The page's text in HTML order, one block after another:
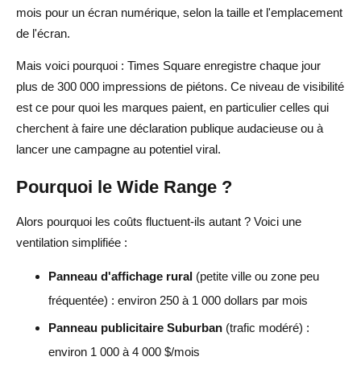
mois pour un écran numérique, selon la taille et l'emplacement
de l'écran.
Mais voici pourquoi : Times Square enregistre chaque jour
plus de 300 000 impressions de piétons. Ce niveau de visibilité
est ce pour quoi les marques paient, en particulier celles qui
cherchent à faire une déclaration publique audacieuse ou à
lancer une campagne au potentiel viral.
Pourquoi le Wide Range ?
Alors pourquoi les coûts fluctuent-ils autant ? Voici une
ventilation simplifiée :
Panneau d'affichage rural (petite ville ou zone peu
fréquentée) : environ 250 à 1 000 dollars par mois
Panneau publicitaire Suburban (trafic modéré) :
environ 1 000 à 4 000 $/mois